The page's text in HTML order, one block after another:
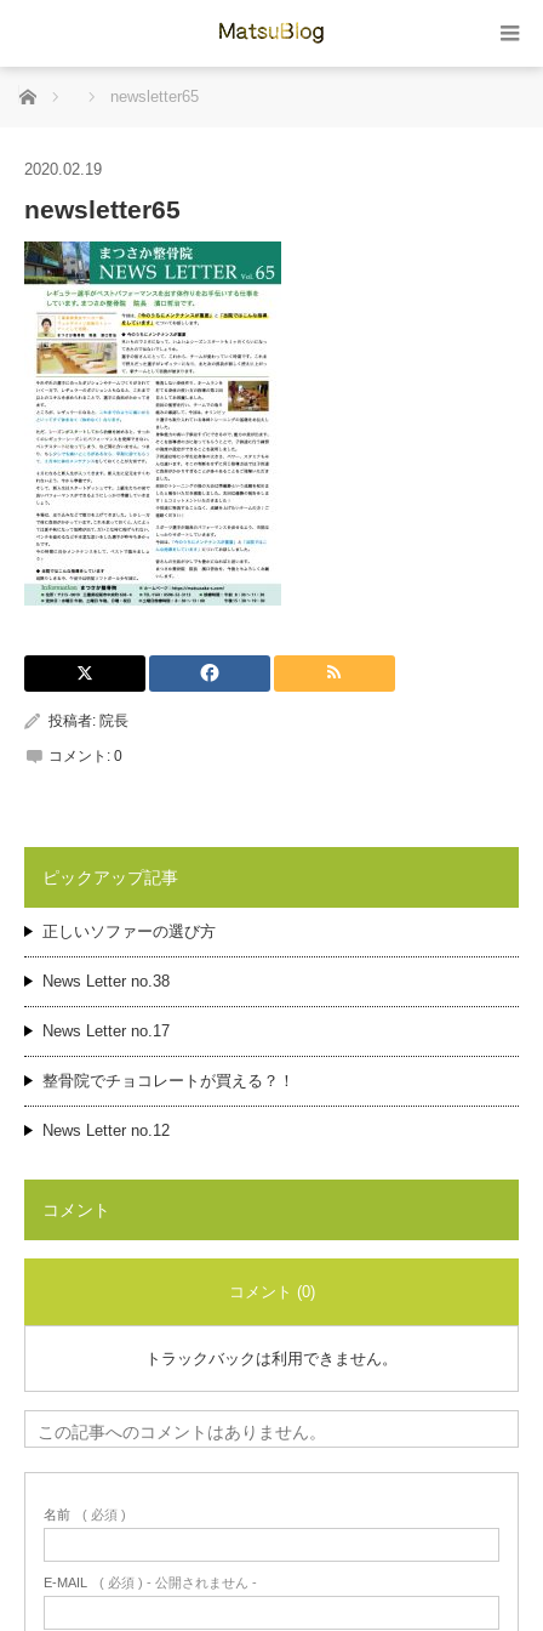
ホーム newsletter65
2020.02.19
newsletter65
投稿者: 院長
コメント: 0
ピックアップ記事
正しいソファーの選び方
News Letter no.38
News Letter no.17
整骨院でチョコレートが買える？！
News Letter no.12
コメント
コメント (0)
トラックバックは利用できません。
この記事へのコメントはありません。
名前 ( 必須 )
E-MAIL ( 必須 ) - 公開されません -